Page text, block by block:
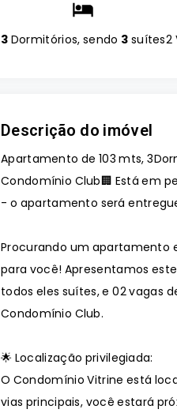
3 Dormitórios, sendo 3 suítes2
Descrição do imóvel
Apartamento de 103 mts,
Condomínio Club🏢 Está em
- o apartamento será
Procurando um apartamento
para você! Apresentamos
todos eles suítes, e 02 vagas
Condomínio Club.
🌟 Localização privilegiada:
O Condomínio Vitrine está
vias principais, você estará